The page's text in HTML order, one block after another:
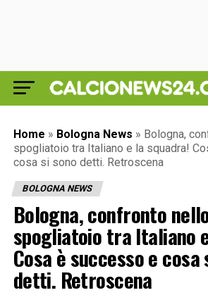
Home » Bologna News » Bologna,
spogliatoio tra Italiano e la squadra!
cosa si sono detti. Retroscena
BOLOGNA NEWS
Bologna, confronto
spogliatoio tra Italiano
Cosa è successo e cosa
detti. Retroscena